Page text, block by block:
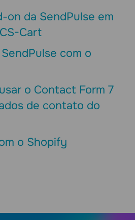
on da SendPulse em
Cart
com o
o Contact Form 7
de contato do
o Shopify